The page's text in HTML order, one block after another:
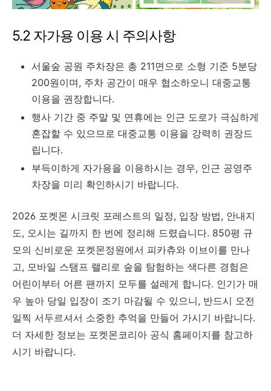
5.2 자가용 이용 시 주의사항
서울숲 공원 주차장은 총 211면으로 소형 기준 5분당
200원이며, 주차 공간이 매우 협소하오니 대중교통
이용을 권장합니다.
행사 기간 중 주말 및 연휴에는 인근 도로가 극심하게
혼잡할 수 있으므로 대중교통 이용을 강력히 권장드
립니다.
부득이하게 자가용을 이용하시는 경우, 인근 공영주
차장을 미리 확인하시기 바랍니다.
2026 포켓몬 시크릿 포레스트의 일정, 입장 방법, 안내지
도, 오시는 길까지 한 번에 정리해 드렸습니다. 850평 규
모의 신비로운 포켓몬정원에서 피카츄와 이브이를 만나
고, 모바일 스탬프 랠리로 숲을 탐험하는 색다른 경험은
어린이부터 어른 팬까지 모두를 설레게 합니다. 인기가 매
우 높아 당일 입장이 조기 마감될 수 있으니, 반드시 오전
일찍 서두르셔서 소중한 추억을 만들어 가시기 바랍니다.
더 자세한 정보는 포켓몬코리아 공식 홈페이지를 참고하
시기 바랍니다.